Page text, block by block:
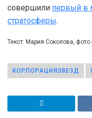
совершили первый в
стратосферы.
Текст: Мария Соколова,
КОРПОРАЦИЯЗВЕЗД